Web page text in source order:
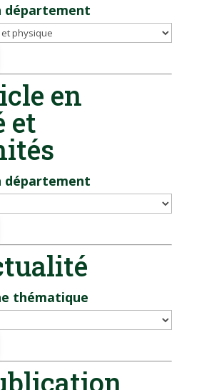
département
en
et
département
thématique